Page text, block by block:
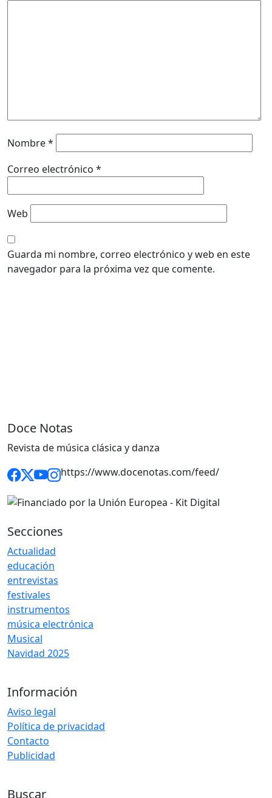
Nombre*
Correo electrónico *
Web
Guarda mi nombre, correo electrónico y web en este
navegador para la próxima vez que comente.
Doce Notas
Revista de música clásica y danza
https://www.docenotas.com/feed/
Secciones
Actualidad
educación
entrevistas
festivales
instrumentos
música electrónica
Musical
Navidad 2025
Información
Aviso legal
Política de privacidad
Contacto
Publicidad
Buscar